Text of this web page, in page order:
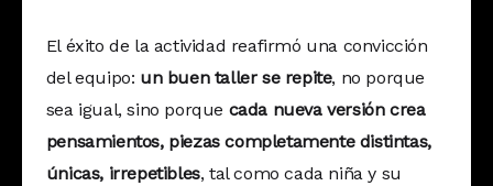
El éxito de la actividad reafirmó una convicción
del equipo: un buen taller se repite, no porque
sea igual, sino porque cada nueva versión crea
pensamientos, piezas completamente distintas,
únicas, irrepetibles, tal como cada niña y su